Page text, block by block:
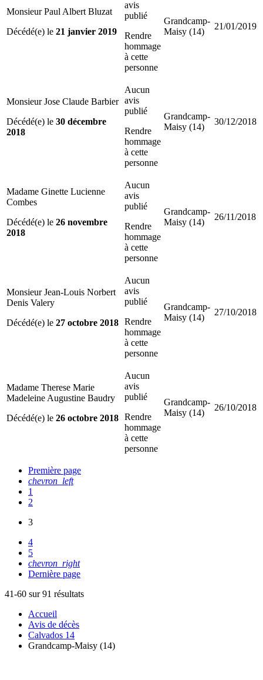
Monsieur Paul Albert Bluzat
Décédé(e) le 21 janvier 2019
avis
publié
Rendre
hommage
à cette
personne
Grandcamp-
Maisy (14)
21/01/2019
Monsieur Jose Claude Barbier
Décédé(e) le 30 décembre
2018
Aucun
avis
publié
Rendre
hommage
à cette
personne
Grandcamp-
Maisy (14)
30/12/2018
Madame Ginette Lucienne
Combes
Décédé(e) le 26 novembre
2018
Aucun
avis
publié
Rendre
hommage
à cette
personne
Grandcamp-
Maisy (14)
26/11/2018
Monsieur Jean-Louis Norbert
Denis Valery
Décédé(e) le 27 octobre 2018
Aucun
avis
publié
Rendre
hommage
à cette
personne
Grandcamp-
Maisy (14)
27/10/2018
Madame Therese Marie
Madeleine Augustine Baudry
Décédé(e) le 26 octobre 2018
Aucun
avis
publié
Rendre
hommage
à cette
personne
Grandcamp-
Maisy (14)
26/10/2018
Première page
chevron_left
1
2
3
4
5
chevron_right
Dernière page
41-60 sur 91 résultats
Accueil
Avis de décès
Calvados 14
Grandcamp-Maisy (14)